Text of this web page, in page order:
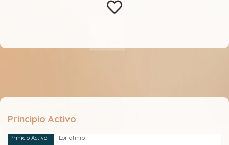
Principio Activo
Lorlatinib